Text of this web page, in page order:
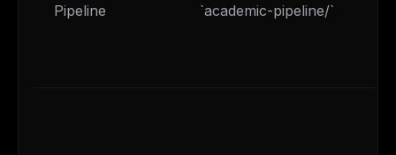
Pipeline `academic-pipeline/`